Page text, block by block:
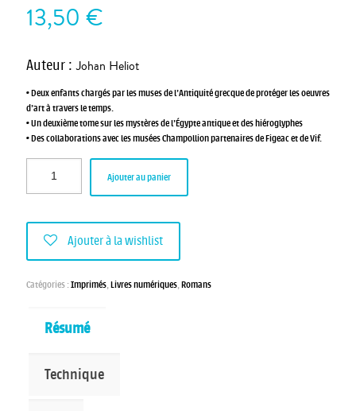
13,50 €
Auteur : Johan Heliot
• Deux enfants chargés par les muses de l’Antiquité grecque de protéger les oeuvres
d’art à travers le temps.
• Un deuxième tome sur les mystères de l’Égypte antique et des hiéroglyphes
• Des collaborations avec les musées Champollion partenaires de Figeac et de Vif.
Ajouter au panier
Ajouter à la wishlist
Catégories :Imprimés,Livres numériques,Romans
Résumé
Technique